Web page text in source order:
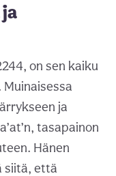
on sen kaiku
ja
tasapainon
Hänen
siitä, että